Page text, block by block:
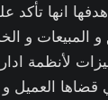
انها
و
لأنظمة
قضاها